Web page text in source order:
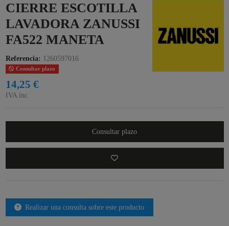
CIERRE ESCOTILLA
LAVADORA ZANUSSI
FA522 MANETA
Referencia: 1260597016
Consultar plazo
14,25 €
IVA inc.
Consultar plazo
Realizar una consulta sobre este producto